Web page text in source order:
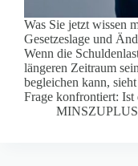
Was Sie jetzt wissen
Gesetzeslage und
Wenn die
längeren Zeitraum
begleichen kann,
Frage konfrontiert:
MINSZUPLUS